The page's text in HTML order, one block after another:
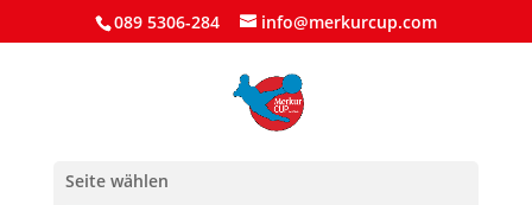
089 5306-284 info@merkurcup.com
Seite wählen